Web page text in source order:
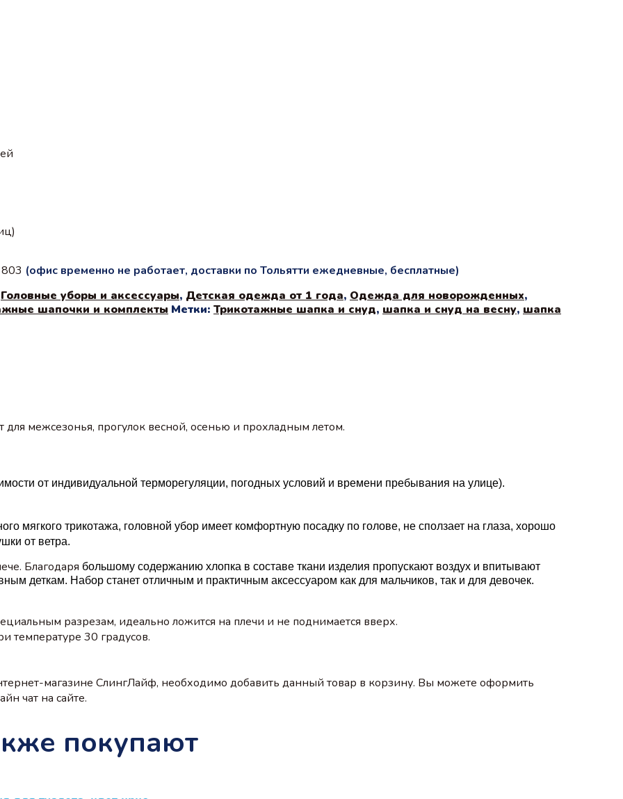
(офис временно не работает, доставки по Тольятти ежедневные, бесплатные)
Головные уборы и аксессуары, Детская одежда от 1 года, Одежда для новорожденных,
шапочки и комплекты Метки: Трикотажные шапка и снуд, шапка и снуд на весну, шапка
межсезонья, прогулок весной, осенью и прохладным летом.
от индивидуальной терморегуляции, погодных условий и времени пребывания на улице).
мягкого трикотажа, головной убор имеет комфортную посадку по голове, не сползает на глаза, хорошо
от ветра.
Благодаря большому содержанию хлопка в составе ткани изделия пропускают воздух и впитывают
деткам. Набор станет отличным и практичным аксессуаром как для мальчиков, так и для девочек.
разрезам, идеально ложится на плечи и не поднимается вверх.
температуре 30 градусов.
магазине СлингЛайф, необходимо добавить данный товар в корзину. Вы можете оформить
чат на сайте.
покупают